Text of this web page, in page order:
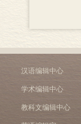
汉语编辑中心
学术编辑中心
教科文编辑中心